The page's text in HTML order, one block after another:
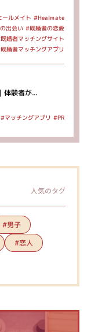
ールメイト #Healmate
出会い #既婚者の恋愛
婚者マッチングサイト
婚者マッチングアプリ
体験者が...
#マッチングアプリ #PR
人気のタグ
#男子
#恋人